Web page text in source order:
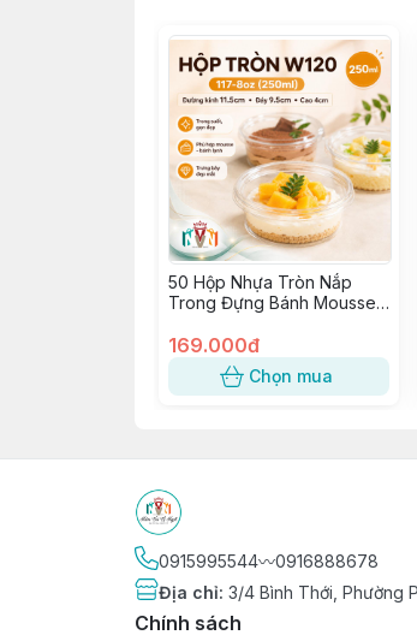
50 Hộp Nhựa Tròn Nắp
Trong Đựng Bánh Mousse,
Xoài ~ W120, 8117, 117-8
169.000đ
Chọn mua
0915995544〰️0916888678
Địa chỉ: 3/4 Bình Thới, Phường
Chính sách